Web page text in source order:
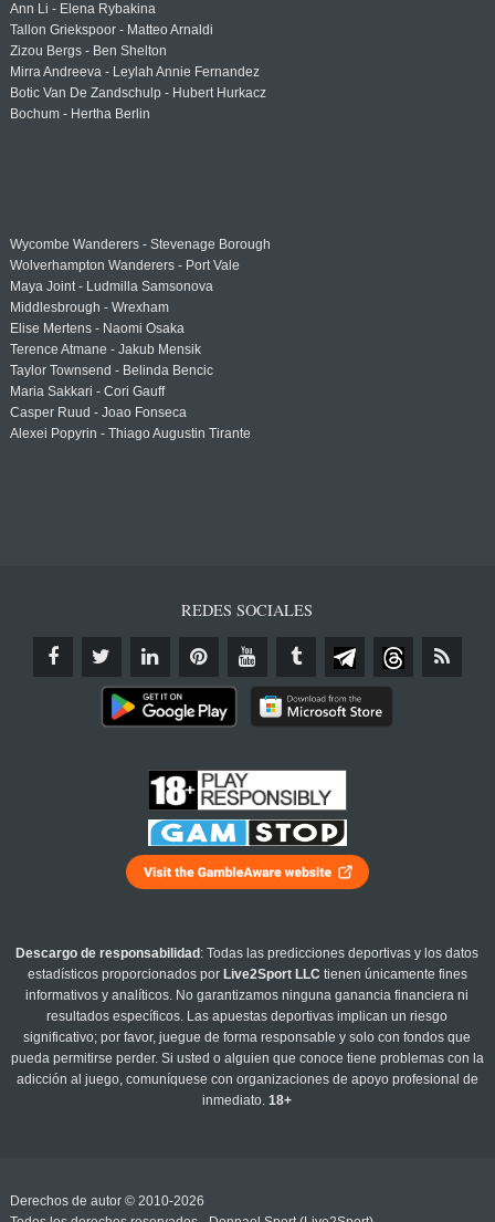
Ann Li - Elena Rybakina
Tallon Griekspoor - Matteo Arnaldi
Zizou Bergs - Ben Shelton
Mirra Andreeva - Leylah Annie Fernandez
Botic Van De Zandschulp - Hubert Hurkacz
Bochum - Hertha Berlin
Wycombe Wanderers - Stevenage Borough
Wolverhampton Wanderers - Port Vale
Maya Joint - Ludmilla Samsonova
Middlesbrough - Wrexham
Elise Mertens - Naomi Osaka
Terence Atmane - Jakub Mensik
Taylor Townsend - Belinda Bencic
Maria Sakkari - Cori Gauff
Casper Ruud - Joao Fonseca
Alexei Popyrin - Thiago Augustin Tirante
REDES SOCIALES
Descargo de responsabilidad : Todas las predicciones deportivas y los datos
estadísticos proporcionados por Live2Sport LLC tienen únicamente fines
informativos y analíticos. No garantizamos ninguna ganancia financiera ni
resultados específicos. Las apuestas deportivas implican un riesgo
significativo; por favor, juegue de forma responsable y solo con fondos que
pueda permitirse perder. Si usted o alguien que conoce tiene problemas con la
adicción al juego, comuníquese con organizaciones de apoyo profesional de
inmediato.18+
Derechos de autor © 2010-2026